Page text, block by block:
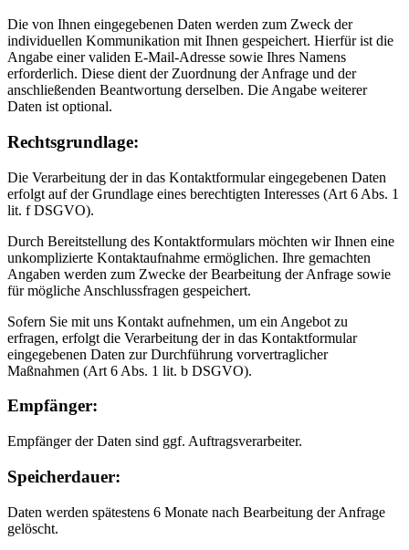
Die von Ihnen eingegebenen Daten werden zum Zweck der
individuellen Kommunikation mit Ihnen gespeichert. Hierfür ist die
Angabe einer validen E-Mail-Adresse sowie Ihres Namens
erforderlich. Diese dient der Zuordnung der Anfrage und der
anschließenden Beantwortung derselben. Die Angabe weiterer
Daten ist optional.
Rechtsgrundlage:
Die Verarbeitung der in das Kontaktformular eingegebenen Daten
erfolgt auf der Grundlage eines berechtigten Interesses (Art 6 Abs. 1
lit. f DSGVO).
Durch Bereitstellung des Kontaktformulars möchten wir Ihnen eine
unkomplizierte Kontaktaufnahme ermöglichen. Ihre gemachten
Angaben werden zum Zwecke der Bearbeitung der Anfrage sowie
für mögliche Anschlussfragen gespeichert.
Sofern Sie mit uns Kontakt aufnehmen, um ein Angebot zu
erfragen, erfolgt die Verarbeitung der in das Kontaktformular
eingegebenen Daten zur Durchführung vorvertraglicher
Maßnahmen (Art 6 Abs. 1 lit. b DSGVO).
Empfänger:
Empfänger der Daten sind ggf. Auftragsverarbeiter.
Speicherdauer:
Daten werden spätestens 6 Monate nach Bearbeitung der Anfrage
gelöscht.